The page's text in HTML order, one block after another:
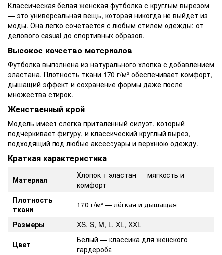
Классическая белая женская футболка с круглым вырезом
— это универсальная вещь, которая никогда не выйдет из
моды. Она легко сочетается с любым стилем одежды: от
делового casual до спортивных образов.
Высокое качество материалов
Футболка выполнена из натурального хлопка с добавлением
эластана. Плотность ткани 170 г/м² обеспечивает комфорт,
дышащий эффект и сохранение формы даже после
множества стирок.
Женственный крой
Модель имеет слегка приталенный силуэт, который
подчёркивает фигуру, и классический круглый вырез,
подходящий под любые аксессуары и верхнюю одежду.
Краткая характеристика
Материал
Хлопок + эластан — мягкость и
комфорт
Плотность
ткани
170 г/м² — лёгкая и дышащая
Размеры
XS, S, M, L, XL, XXL
Цвет
Белый — классика для женского
гардероба